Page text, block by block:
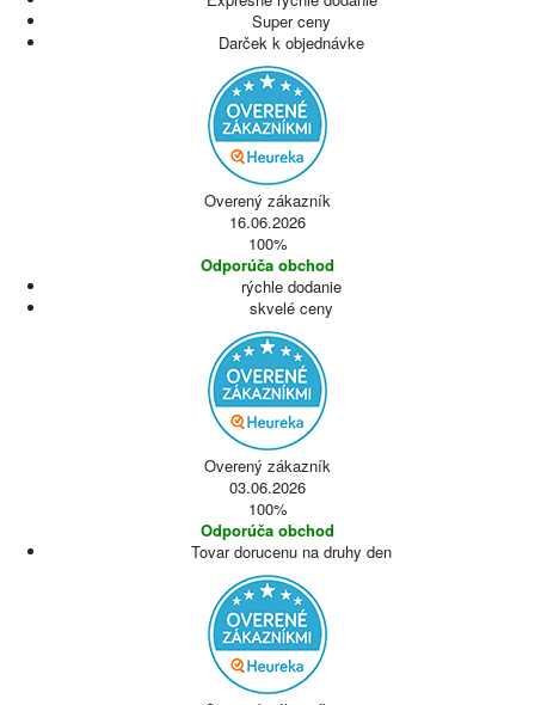
Super ceny
Darček k objednávke
Overený zákazník
16.06.2026
100%
Odporúča obchod
rýchle dodanie
skvelé ceny
Overený zákazník
03.06.2026
100%
Odporúča obchod
Tovar dorucenu na druhy den